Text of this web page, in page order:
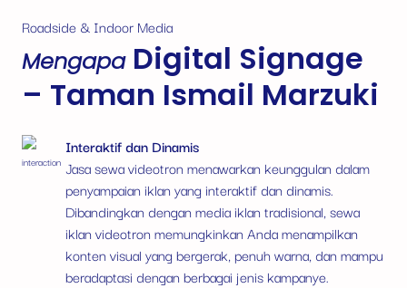
Roadside & Indoor Media
MengapaDigital Signage
– Taman Ismail Marzuki
Interaktif dan Dinamis
Jasa sewa videotron menawarkan keunggulan dalam
penyampaian iklan yang interaktif dan dinamis.
Dibandingkan dengan media iklan tradisional, sewa
iklan videotron memungkinkan Anda menampilkan
konten visual yang bergerak, penuh warna, dan mampu
beradaptasi dengan berbagai jenis kampanye.